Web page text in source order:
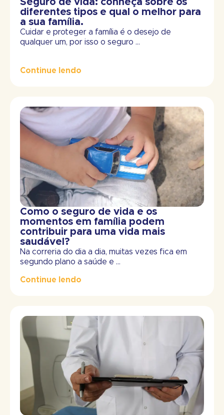
Seguro de vida: conheça sobre os
diferentes tipos e qual o melhor para
a sua família.
Cuidar e proteger a família é o desejo de
qualquer um, por isso o seguro ...
Continue lendo
Como o seguro de vida e os
momentos em família podem
contribuir para uma vida mais
saudável?
Na correria do dia a dia, muitas vezes fica em
segundo plano a saúde e ...
Continue lendo